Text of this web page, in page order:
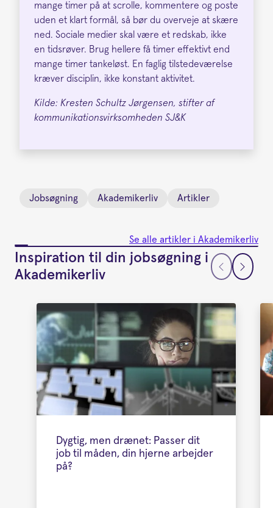
mange timer på at scrolle, kommentere og poste
uden et klart formål, så bør du overveje at skære
ned. Sociale medier skal være et redskab, ikke
en tidsrøver. Brug hellere få timer effektivt end
mange timer tankeløst. En faglig tilstedeværelse
kræver disciplin, ikke konstant aktivitet.
Kilde: Kresten Schultz Jørgensen, stifter af
kommunikationsvirksomheden SJ&K
Jobsøgning Akademikerliv Artikler
Se alle artikler i Akademikerliv
Inspiration til din jobsøgning i
Akademikerliv
Dygtig, men drænet: Passer dit
job til måden, din hjerne arbejder
på?